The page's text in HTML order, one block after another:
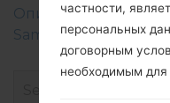
Описание регионов
Samsung
частности,
персональных
договорным
необходимым для